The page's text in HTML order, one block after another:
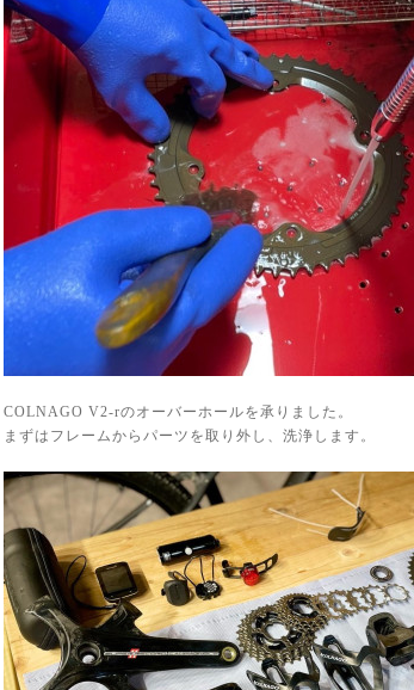
COLNAGO V2-rのオーバーホールを承りました。
まずはフレームからパーツを取り外し、洗浄します。